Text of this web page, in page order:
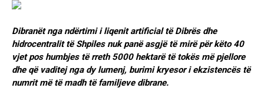
Dibranët nga ndërtimi i liqenit artificial të Dibrës dhe
hidrocentralit të Shpiles nuk panë asgjë të mirë për këto 40
vjet pos humbjes të rreth 5000 hektarë të tokës më pjellore
dhe që vaditej nga dy lumenj, burimi kryesor i ekzistencës të
numrit më të madh të familjeve dibrane.